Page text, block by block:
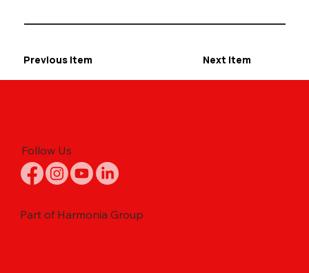
Previous Item Next Item
Follow Us
Part of Harmonia Group